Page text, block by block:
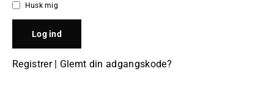
Husk mig
Registrer| Glemt din adgangskode?